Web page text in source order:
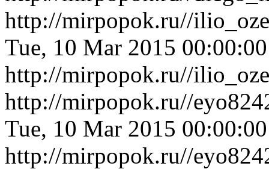
http://mirpopok.ru//
Tue, 10 Mar 2015
http://mirpopok.ru//
http://mirpopok.ru//
Tue, 10 Mar 2015
http://mirpopok.ru//